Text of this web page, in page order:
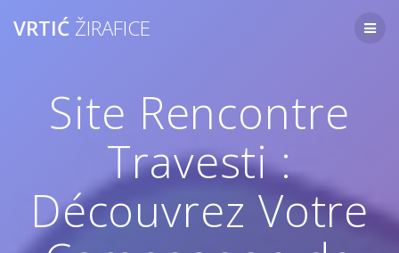
VRTIĆ ŽIRAFICE
Site Rencontre
Travesti :
Découvrez Votre